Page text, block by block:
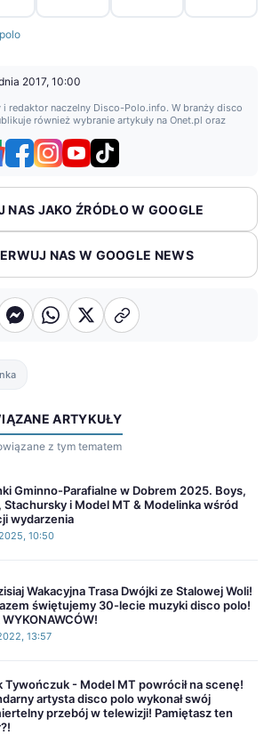
2017, 10:00
i redaktor naczelny Disco-Polo.info. W branży disco
również wybranie artykuły na Onet.pl oraz
NAS JAKO ŹRÓDŁO W GOOGLE
NAS W GOOGLE NEWS
ARTYKUŁY
z tym tematem
Gminno-Parafialne w Dobrem 2025. Boys,
Stachursky i Model MT & Modelinka wśród
wydarzenia
10:50
Wakacyjna Trasa Dwójki ze Stalowej Woli!
świętujemy 30-lecie muzyki disco polo!
WYKONAWCÓW!
13:57
Tywończuk - Model MT powrócił na scenę!
artysta disco polo wykonał swój
przebój w telewizji! Pamiętasz ten